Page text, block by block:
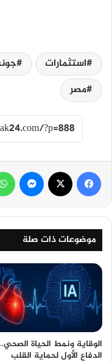
استثمارات
مصر
فيسبوك
موضوعات ذات صلة
الوقاية ونمط الحياة
الدفاع الأول لحماية القلب